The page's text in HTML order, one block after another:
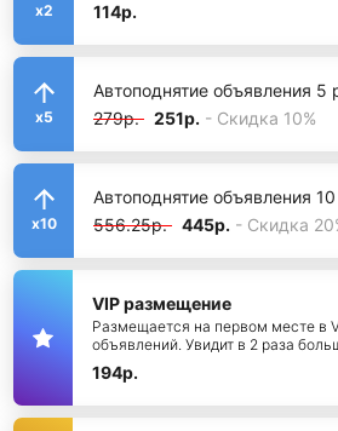
x2
114р.
x5
Автоподнятие объявления 5
279р. 251р. - Скидка 10%
x10
Автоподнятие объявления
556.25р. 445р. - Скидка
VIP размещение
Размещается на первом месте в
объявлений. Увидит в 2 раза
194р.